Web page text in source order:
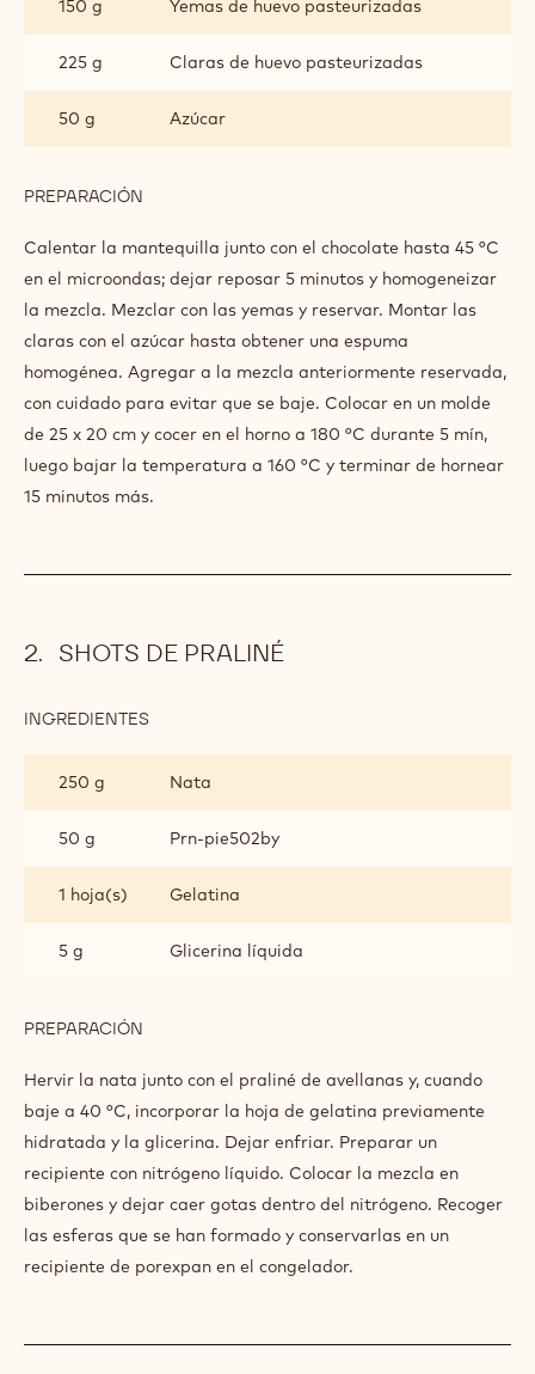
150 g Yemas de huevo pasteurizadas
225 g Claras de huevo pasteurizadas
50 g Azúcar
PREPARACIÓN
DE
CHOCOLATE
Calentar la mantequilla junto con el chocolate hasta 45 °C
en el microondas; dejar reposar 5 minutos y homogeneizar
la mezcla. Mezclar con las yemas y reservar. Montar las
claras con el azúcar hasta obtener una espuma
homogénea. Agregar a la mezcla anteriormente reservada,
con cuidado para evitar que se baje. Colocar en un molde
de 25 x 20 cm y cocer en el horno a 180 °C durante 5 mín,
luego bajar la temperatura a 160 °C y terminar de hornear
15 minutos más.
SHOTS DE PRALINÉ
INGREDIENTES
PRALINÉ
250 g Nata
50 g Prn-pie502by
1 hoja(s) Gelatina
5 g Glicerina líquida
PREPARACIÓN
DE
PRALINÉ
Hervir la nata junto con el praliné de avellanas y, cuando
baje a 40 °C, incorporar la hoja de gelatina previamente
hidratada y la glicerina. Dejar enfriar. Preparar un
recipiente con nitrógeno líquido. Colocar la mezcla en
biberones y dejar caer gotas dentro del nitrógeno. Recoger
las esferas que se han formado y conservarlas en un
recipiente de porexpan en el congelador.